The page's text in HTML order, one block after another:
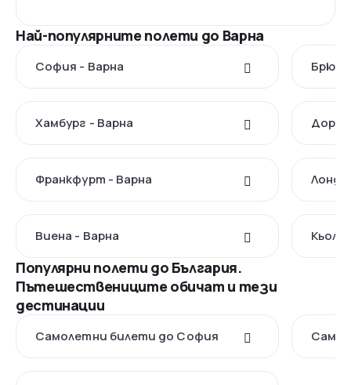
Най-популярните полети до Варна
София - Варна
Хамбург - Варна
Франкфурт - Варна
Виена - Варна Кьолн
Популярни полети до България.
Пътешествениците обичат и тези
дестинации
Самолетни билети до София